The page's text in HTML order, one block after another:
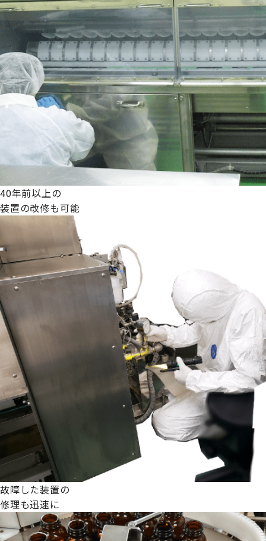
40年前以上の
装置の改修も可能
故障した装置の
修理も迅速に